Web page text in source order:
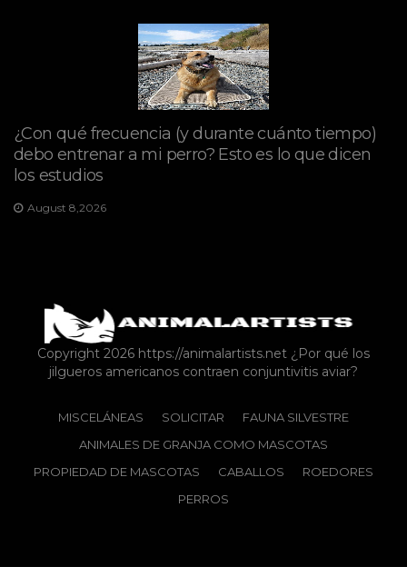
¿Con qué frecuencia (y durante cuánto tiempo)
debo entrenar a mi perro? Esto es lo que dicen
los estudios
August 8,2026
Copyright 2026 https://animalartists.net ¿Por qué los
jilgueros americanos contraen conjuntivitis aviar?
MISCELÁNEAS SOLICITAR
FAUNA SILVESTRE
ANIMALES DE GRANJA COMO MASCOTAS
PROPIEDAD DE MASCOTAS
CABALLOS
ROEDORES
PERROS